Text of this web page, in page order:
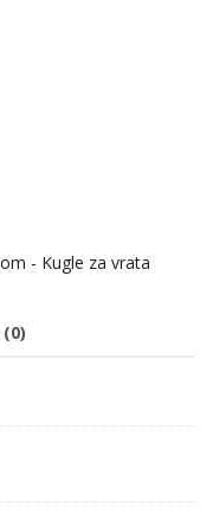
- Kugle za vrata